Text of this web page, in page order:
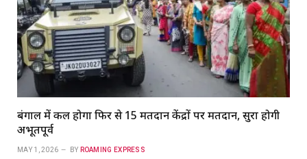
बंगाल में कल होगा फिर से 15 मतदान केंद्रों पर मतदान, सुरक्षा होगी
अभूतपूर्व
MAY 1, 2026 BY ROAMING EXPRESS